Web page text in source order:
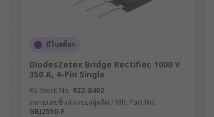
มีในสต็อก
DiodesZetex Bridge Rectifier, 1000 V
350 A, 4-Pin Single
RS Stock No. 922-8402
หมายเลขชิ้นส่วนของผู้ผลิต / Mfr. Part No.
GBJ2510-F